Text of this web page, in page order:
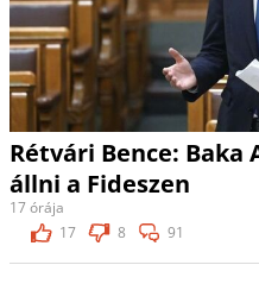
Rétvári Bence: Baka
állni a Fideszen
17 órája
17
8 91